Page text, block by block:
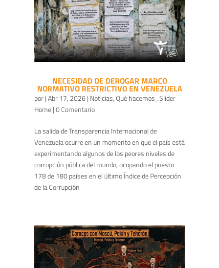
NECESIDAD DE DEROGAR MARCO
NORMATIVO RESTRICTIVO EN VENEZUELA
por|Abr 17, 2026| Noticias,Qué hacemos,Slider
Home| 0 Comentario
La salida de Transparencia Internacional de
Venezuela ocurre en un momento en que el país está
experimentando algunos de los peores niveles de
corrupción pública del mundo, ocupando el puesto
178 de 180 países en el último Índice de Percepción
de la Corrupción